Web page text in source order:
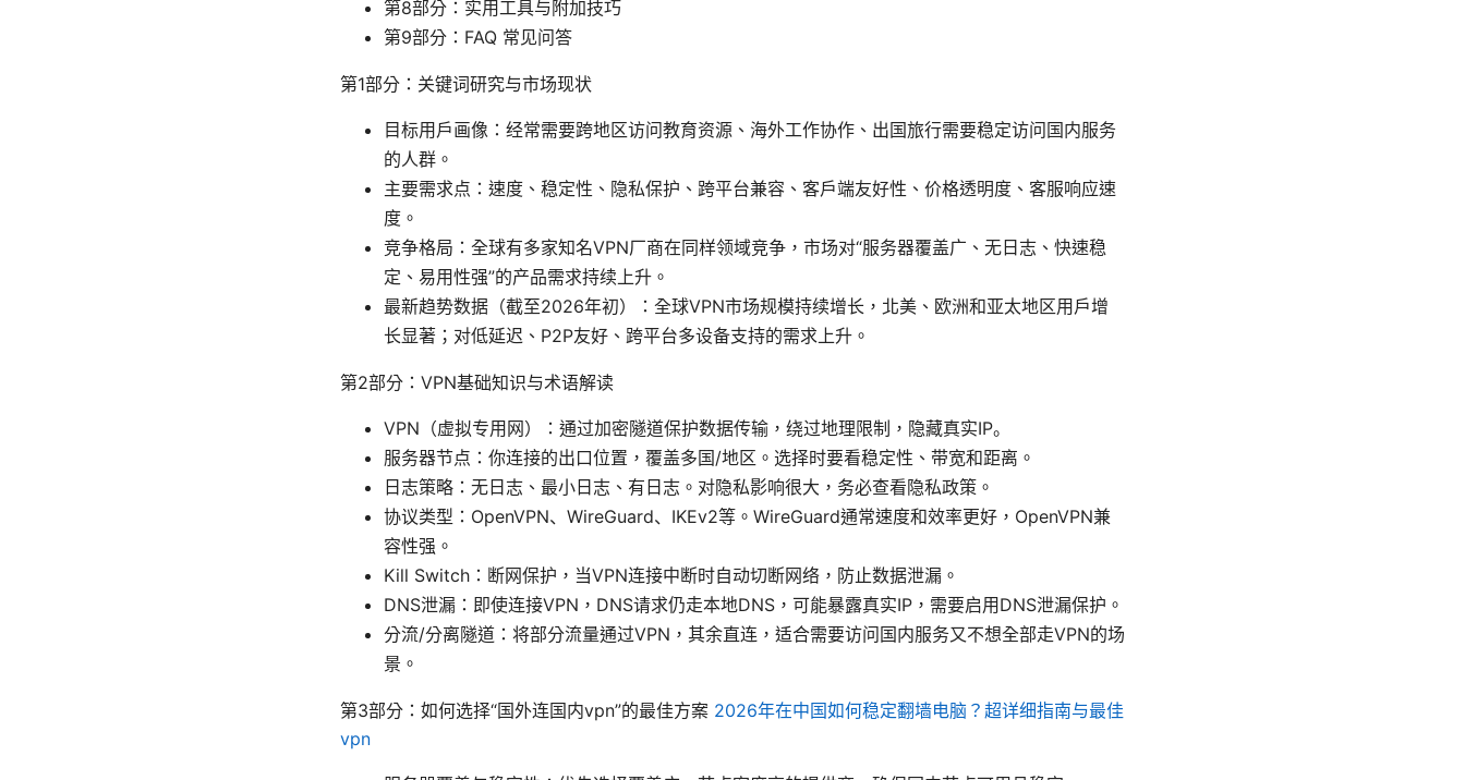
第8部分：实用工具与附加技巧
第9部分：FAQ 常见问答
第1部分：关键词研究与市场现状
目标用户画像：经常需要跨地区访问教育资源、海外工作协作、出国旅行需要稳定访问国内服务
的人群。
主要需求点：速度、稳定性、隐私保护、跨平台兼容、客户端友好性、价格透明度、客服响应速
度。
竞争格局：全球有多家知名VPN厂商在同样领域竞争，市场对“服务器覆盖广、无日志、快速稳
定、易用性强”的产品需求持续上升。
最新趋势数据（截至2026年初）：全球VPN市场规模持续增长，北美、欧洲和亚太地区用户增
长显著；对低延迟、P2P友好、跨平台多设备支持的需求上升。
第2部分：VPN基础知识与术语解读
VPN（虚拟专用网）：通过加密隧道保护数据传输，绕过地理限制，隐藏真实IP。
服务器节点：你连接的出口位置，覆盖多国/地区。选择时要看稳定性、带宽和距离。
日志策略：无日志、最小日志、有日志。对隐私影响很大，务必查看隐私政策。
协议类型：OpenVPN、WireGuard、IKEv2等。WireGuard通常速度和效率更好，OpenVPN兼
容性强。
Kill Switch：断网保护，当VPN连接中断时自动切断网络，防止数据泄漏。
DNS泄漏：即使连接VPN，DNS请求仍走本地DNS，可能暴露真实IP，需要启用DNS泄漏保护。
分流/分离隧道：将部分流量通过VPN，其余直连，适合需要访问国内服务又不想全部走VPN的场
景。
第3部分：如何选择“国外连国内vpn”的最佳方案 2026年在中国如何稳定翻墙电脑？超详细指南与最佳
vpn